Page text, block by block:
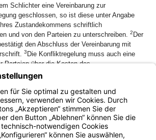
Schlichter eine Vereinbarung zur
geschlossen, so ist diese unter Angabe
Zustandekommens schriftlich
und von den Parteien zu unterschreiben. 2 Der
den Abschluss der Vereinbarung mit
3 Die Konfliktregelung muss auch eine
Parteien über die Kosten des
enthalten.
sind der Höhe nach auszuweisen.
erhalten vom Schlichter auf Antrag eine
Vereinbarung.